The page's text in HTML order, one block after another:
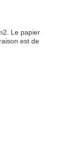
Le papier
est de